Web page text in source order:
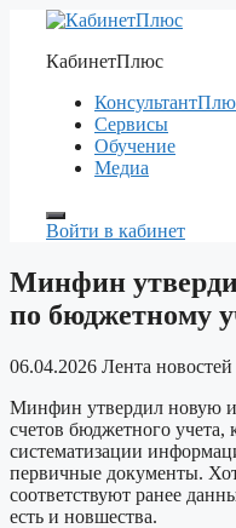
Перейти
содержимому
КабинетПлюс
Сервисы
Обучение
Медиа
Войти в кабинет
Минфин
по бюджетному
06.04.2026 Лента новостей
Минфин утвердил новую
счетов бюджетного учета,
систематизации
первичные документы.
соответствуют ранее
есть и новшества.